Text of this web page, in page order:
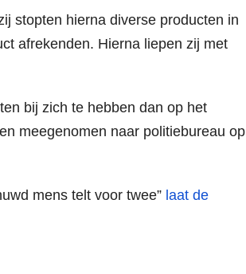
stopten hierna diverse producten in
afrekenden. Hierna liepen zij met
bij zich te hebben dan op het
meegenomen naar politiebureau op
mens telt voor twee” laat de